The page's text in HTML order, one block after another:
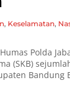
, Keselamatan,
Polda
(SKB)